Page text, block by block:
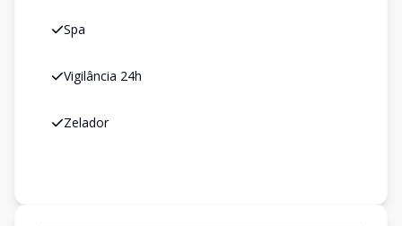
Spa
Vigilância 24h
Zelador